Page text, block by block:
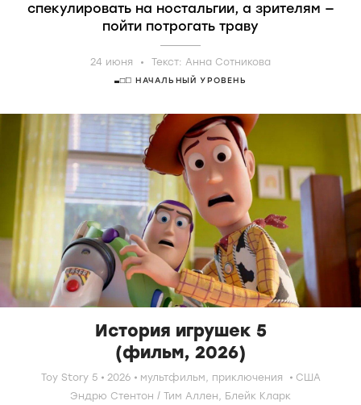
спекулировать на ностальгии, а зрителям —
пойти потрогать траву
24 июня Текст: Анна Сотникова
НАЧАЛЬНЫЙ УРОВЕНЬ
История игрушек 5
(фильм, 2026)
Toy Story 5 2026 мультфильм, приключения
США
Эндрю Стентон / Тим Аллен, Блейк Кларк